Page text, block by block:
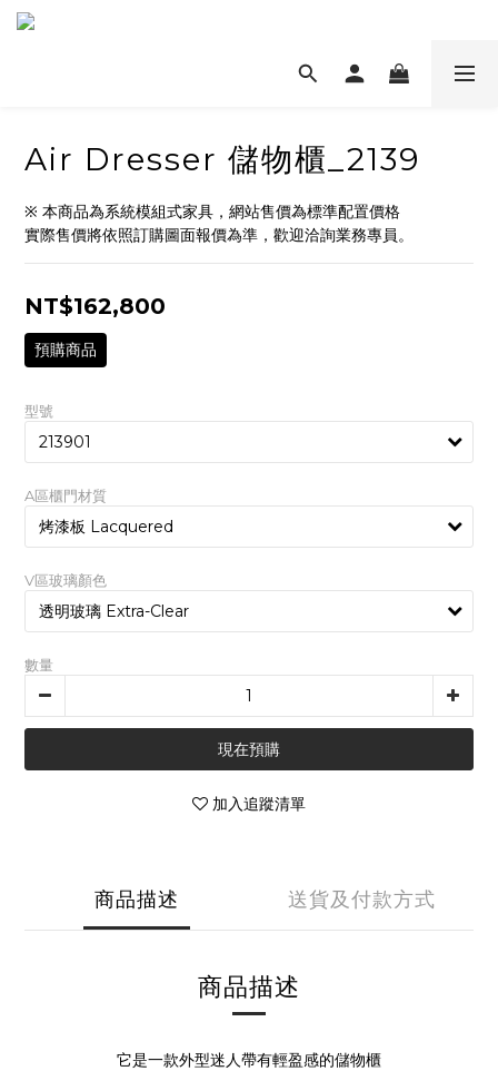
Air Dresser 儲物櫃_2139
※ 本商品為系統模組式家具，網站售價為標準配置價格
實際售價將依照訂購圖面報價為準，歡迎洽詢業務專員。
NT$162,800
預購商品
型號
A區櫃門材質
V區玻璃顏色
數量
現在預購
加入追蹤清單
商品描述 送貨及付款方式
商品描述
它是一款外型迷人帶有輕盈感的儲物櫃